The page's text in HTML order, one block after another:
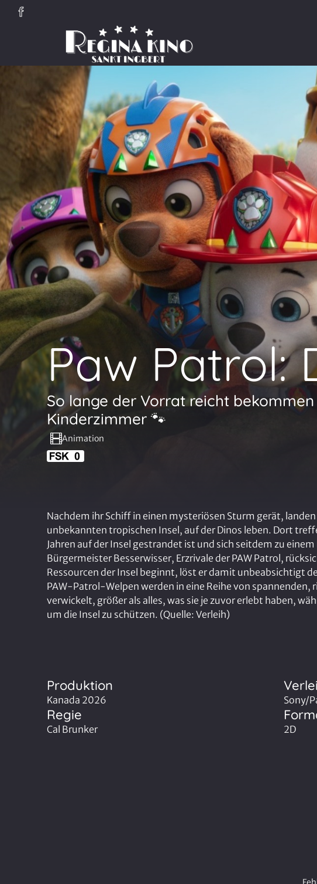
Paw Patrol:
So lange der Vorrat reicht
Kinderzimmer 🐾
Animation
Nachdem ihr Schiff in einen mysteriösen Sturm gerät,
unbekannten tropischen Insel, auf der Dinos leben. Dort
Jahren auf der Insel gestrandet ist und sich seitdem zu
Bürgermeister Besserwisser, Erzrivale der PAW Patrol,
Ressourcen der Insel beginnt, löst er damit unbeabsichtigt
PAW-Patrol-Welpen werden in eine Reihe von
verwickelt, größer als alles, was sie je zuvor erlebt haben,
um die Insel zu schützen. (Quelle: Verleih)
Produktion
Kanada 2026 Sony/
Regie
Cal Brunker 2D